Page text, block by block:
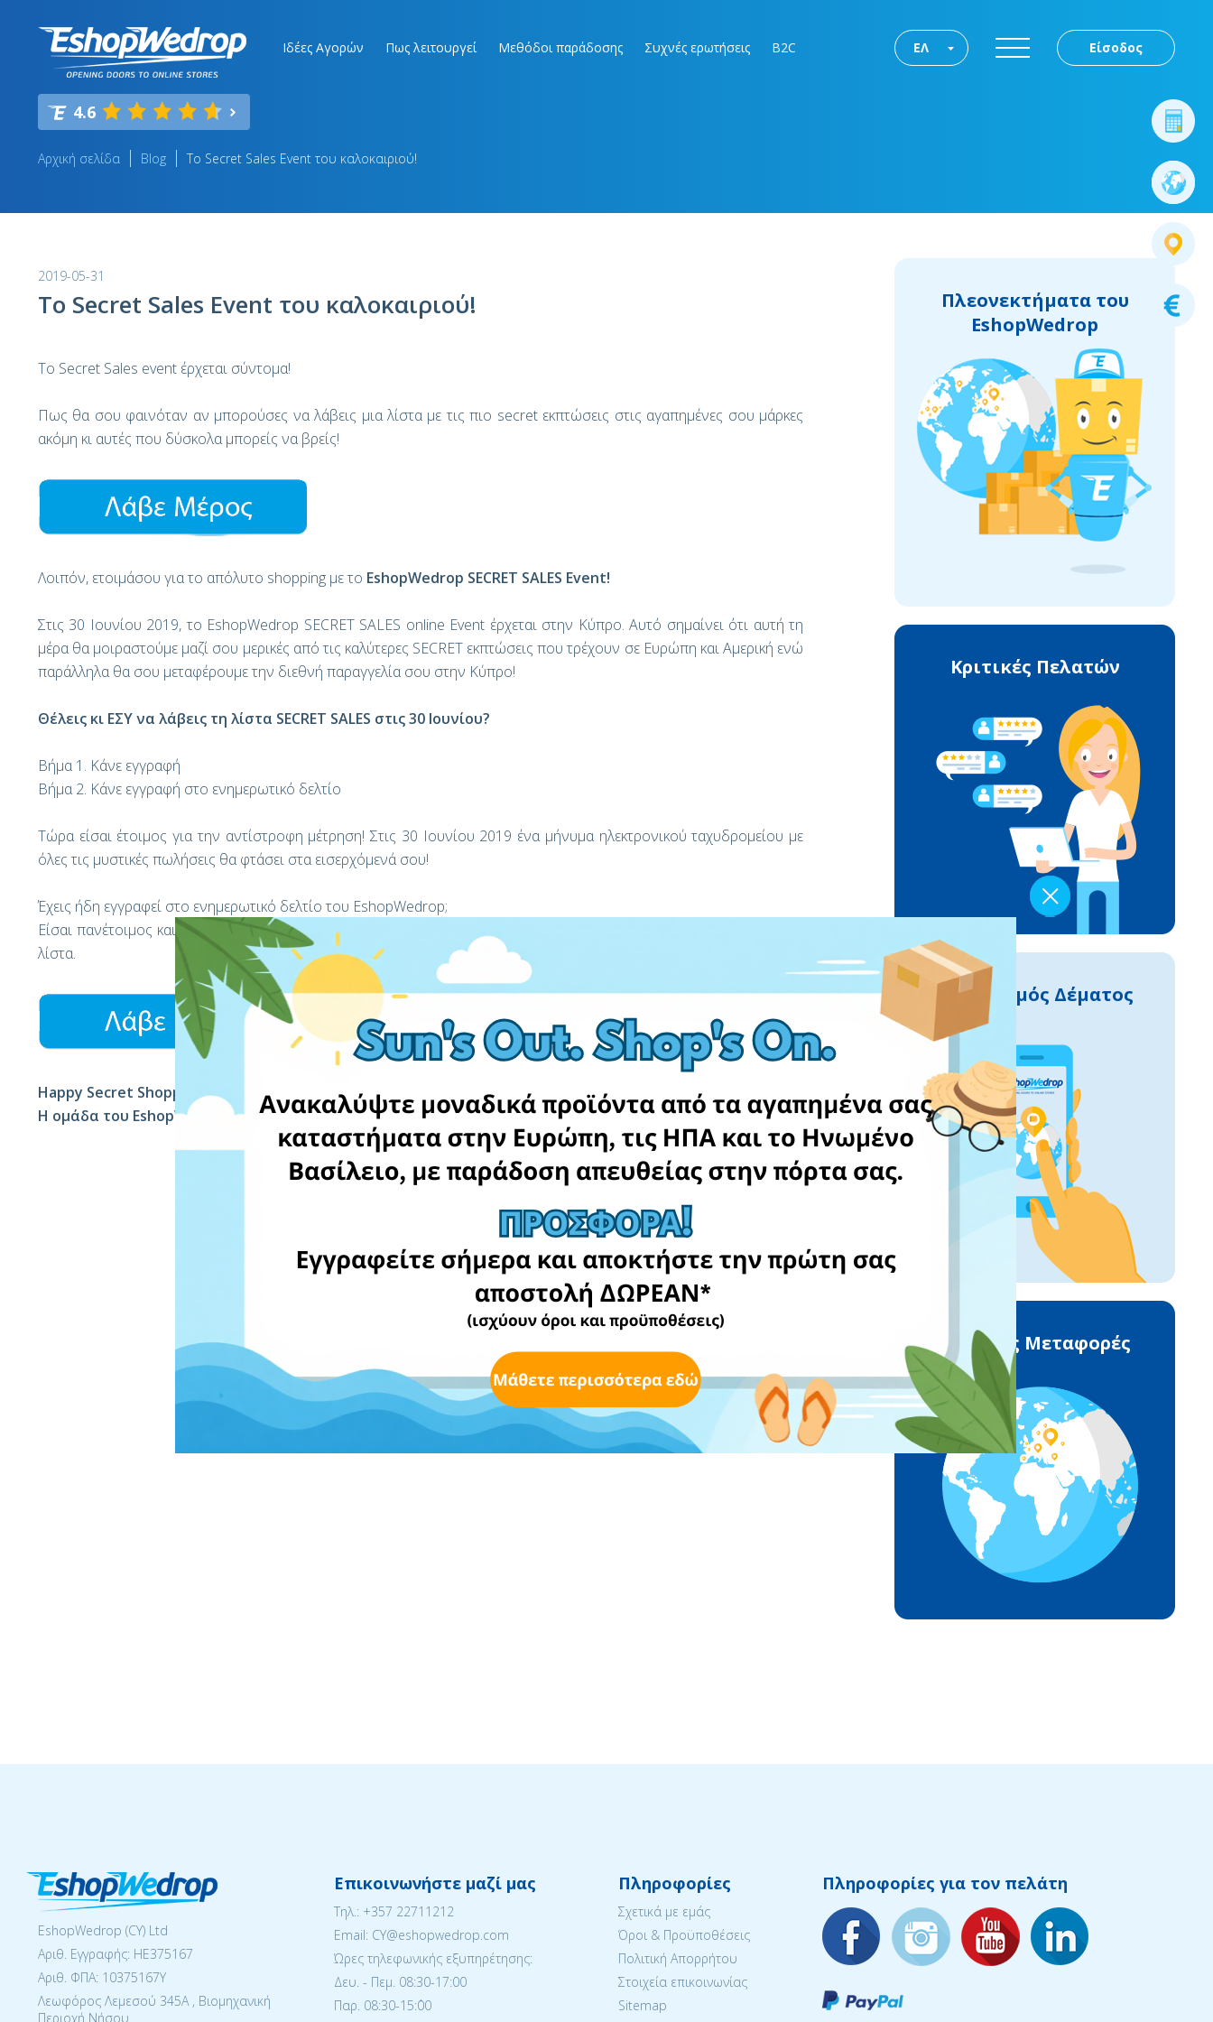
Ιδέες Αγορών Πως λειτουργεί Μεθόδοι παράδοσης Συχνές ερωτήσεις B2C Είσοδος
ΕΛ
4.6
Αρχική σελίδα Blog Το Secret Sales Event του καλοκαιριού!
2019-05-31
Το Secret Sales Event του καλοκαιριού!
Το Secret Sales event έρχεται σύντομα!
Πως θα σου φαινόταν αν μπορούσες να λάβεις μια λίστα με τις πιο secret εκπτώσεις στις αγαπημένες σου μάρκες
ακόμη κι αυτές που δύσκολα μπορείς να βρείς!
Λοιπόν, ετοιμάσου για το απόλυτο shopping με το EshopWedrop SECRET SALES Event!
Στις 30 Ιουνίου 2019, το EshopWedrop SECRET SALES online Event έρχεται στην Κύπρο. Αυτό σημαίνει ότι αυτή τη
μέρα θα μοιραστούμε μαζί σου μερικές από τις καλύτερες SECRET εκπτώσεις που τρέχουν σε Ευρώπη και Αμερική ενώ
παράλληλα θα σου μεταφέρουμε την διεθνή παραγγελία σου στην Κύπρο!
Θέλεις κι ΕΣΥ να λάβεις τη λίστα SECRET SALES στις 30 Ιουνίου?
Βήμα 1. Κάνε εγγραφή
Βήμα 2. Κάνε εγγραφή στο ενημερωτικό δελτίο
Τώρα είσαι έτοιμος για την αντίστροφη μέτρηση! Στις 30 Ιουνίου 2019 ένα μήνυμα ηλεκτρονικού ταχυδρομείου με
όλες τις μυστικές πωλήσεις θα φτάσει στα εισερχόμενά σου!
Έχεις ήδη εγγραφεί στο ενημερωτικό δελτίο του EshopWedrop;
Είσαι πανέτοιμος και δεν χρειάζεται τίποτα αλλο να κάνεις! Στις 30 Ιουνίου, θα λάβεις ένα mail με τη
λίστα.
Happy Secret Shopping,
Η ομάδα του EshopWedrop
Πλεονεκτήματα του
EshopWedrop
Κριτικές Πελατών
Εντοπισμός Δέματος
Διεθνείς Μεταφορές
EshopWedrop (CY) Ltd
Αριθ. Εγγραφής: ΗΕ375167
Αριθ. ΦΠΑ: 10375167Y
Λεωφόρος Λεμεσού 345Α , Βιομηχανική
Περιοχή Νήσου
Επικοινωνήστε μαζί μας
Tηλ.: +357 22711212
Email: CY@eshopwedrop.com
Ώρες τηλεφωνικής εξυπηρέτησης:
Δευ. - Πεμ. 08:30-17:00
Παρ. 08:30-15:΄00
Πληροφορίες
Σχετικά με εμάς
Όροι & Προϋποθέσεις
Πολιτική Απορρήτου
Στοιχεία επικοινωνίας
Sitemap
Πληροφορίες για τον πελάτη